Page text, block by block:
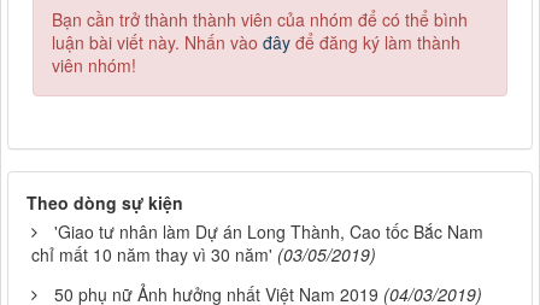
Bạn cần trở thành thành viên của nhóm để có thể bình
luận bài viết này. Nhấn vào đây để đăng ký làm thành
viên nhóm!
Theo dòng sự kiện
'Giao tư nhân làm Dự án Long Thành, Cao tốc Bắc Nam
chỉ mất 10 năm thay vì 30 năm' (03/05/2019)
50 phụ nữ Ảnh hưởng nhất Việt Nam 2019 (04/03/2019)